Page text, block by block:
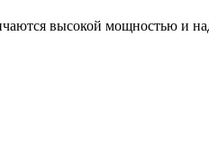
высокой мощностью и